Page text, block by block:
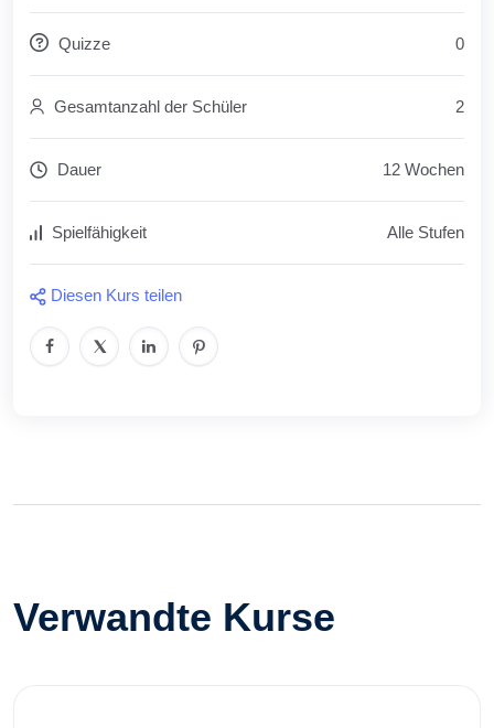
Quizze 0
Gesamtanzahl der Schüler 2
Dauer 12 Wochen
Spielfähigkeit Alle Stufen
Diesen Kurs teilen
Verwandte Kurse